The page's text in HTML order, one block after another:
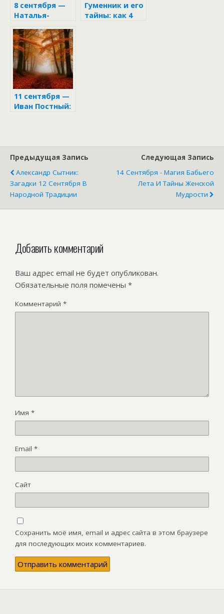
8 сентября —
Наталья-
день золотых
блинов и
рябиновых
оберегов
Гуменник и его
тайны: как 4
11 сентября —
Иван Постный:
Предыдущая Запись
Александр Сытник:
Загадки 12 Сентября В
Народной Традиции
Следующая Запись
14 Сентября - Магия Бабьего
Лета И Тайны Женской
Мудрости
Добавить комментарий
Ваш адрес email не будет опубликован.
Обязательные поля помечены *
Комментарий *
Имя *
Email *
Сайт
Сохранить моё имя, email и адрес сайта в этом браузере
для последующих моих комментариев.